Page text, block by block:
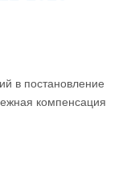
в постановление
компенсация